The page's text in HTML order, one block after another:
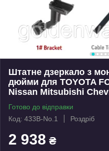
Штатне дзеркало з
дюйми для TOYOTA
Nissan Mitsubishi
Готово до відправки
Код: 433B-No.1
Роздріб
2 938 ₴